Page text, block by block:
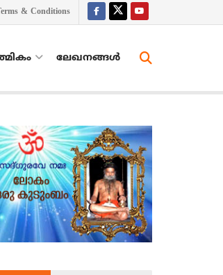
& Conditions
ലേഖനങ്ങള്‍